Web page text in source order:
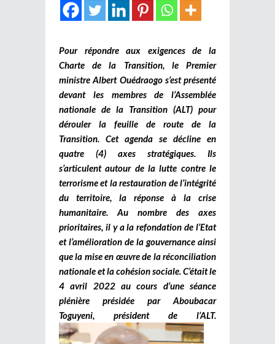
Pour répondre aux exigences de la
Charte de la Transition, le Premier
ministre Albert Ouédraogo s’est présenté
devant les membres de l’Assemblée
nationale de la Transition (ALT) pour
dérouler la feuille de route de la
Transition. Cet agenda se décline en
quatre (4) axes stratégiques. Ils
s’articulent autour de la lutte contre le
terrorisme et la restauration de l’intégrité
du territoire, la réponse à la crise
humanitaire. Au nombre des axes
prioritaires, il y a la refondation de l’Etat
et l’amélioration de la gouvernance ainsi
que la mise en œuvre de la réconciliation
nationale et la cohésion sociale. C’était le
4 avril 2022 au cours d’une séance
plénière présidée par Aboubacar
Toguyeni, président de l’ALT.